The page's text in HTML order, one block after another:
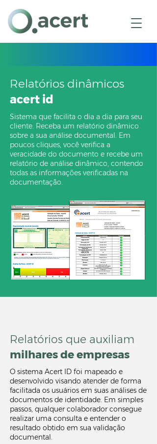
Relatórios dinâmicos
acert id
Sistema que facilita o dia a dia para seu
cliente. Receba um relatório dinâmico
sobre a sua análise documental. Em
poucos cliques, você verifica a
veracidade do documento e recebe um
relatório de análise dinâmico, contendo
todas as informações verificadas na
documentação.
Relatórios que auxiliam
milhares de empresas
O sistema Acert ID foi mapeado e
desenvolvido visando atender de forma
facilitada os usuários em suas análises de
documentos de identidade. Em simples
passos, qualquer colaborador consegue
realizar uma consulta e entender o
resultado obtido em sua validação
documental.